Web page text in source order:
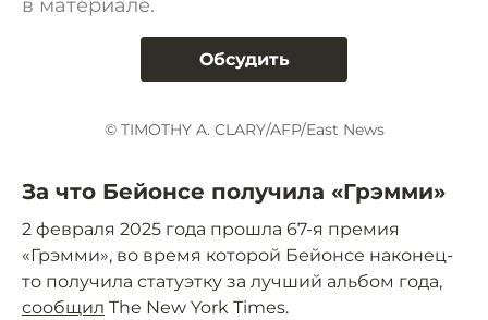
в материале.
Обсудить
© TIMOTHY A. CLARY/AFP/East News
За что Бейонсе получила «Грэмми»
2 февраля 2025 года прошла 67-я премия
«Грэмми», во время которой Бейонсе наконец-
то получила статуэтку за лучший альбом года,
сообщил The New York Times.